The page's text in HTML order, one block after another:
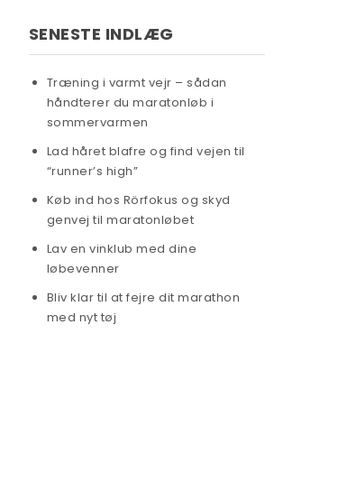
SENESTE INDLÆG
Træning i varmt vejr – sådan
håndterer du maratonløb i
sommervarmen
Lad håret blafre og find vejen til
“runner’s high”
Køb ind hos Rörfokus og skyd
genvej til maratonløbet
Lav en vinklub med dine
løbevenner
Bliv klar til at fejre dit marathon
med nyt tøj